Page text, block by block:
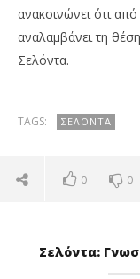
Σελόντα:
ανακοινώνει ότι
αναλαμβάνει τη
Σελόντα.
TAGS: ΣΕΛΌΝΤΑ
0 0
Σελόντα: